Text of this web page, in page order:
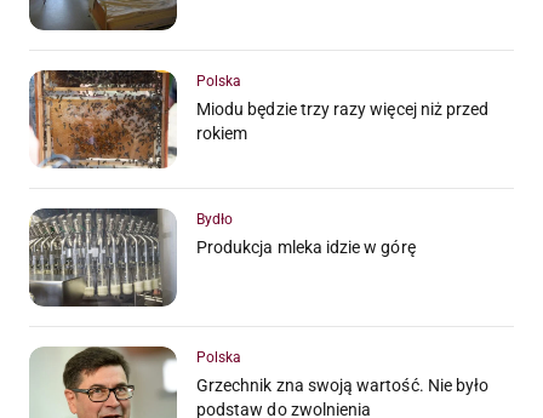
Polska
Miodu będzie trzy razy więcej niż przed
rokiem
Bydło
Produkcja mleka idzie w górę
Polska
Grzechnik zna swoją wartość. Nie było
podstaw do zwolnienia